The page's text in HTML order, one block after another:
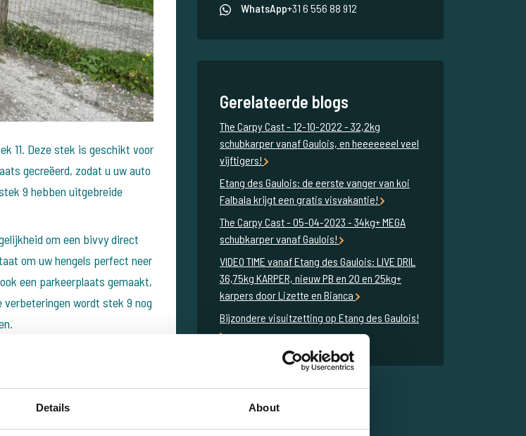
Details About
11. Deze stek is geschikt voor
gecreëerd, zodat u uw auto
9 hebben uitgebreide
om een ​​bivvy direct
om uw hengels perfect neer
een parkeerplaats gemaakt,
wordt stek 9 nog
WhatsApp+31 6 556 88 912
Gerelateerde blogs
The Carpy Cast - 12-10-2022 - 32,2kg
schubkarper vanaf Gaulois, en heeeeeeel veel
vijftigers!
Etang des Gaulois: de eerste vanger van koi
Falbala krijgt een gratis visvakantie!
The Carpy Cast - 05-04-2023 - 34kg+ MEGA
schubkarper vanaf Gaulois!
VIDEO TIME vanaf Etang des Gaulois: LIVE DRIL
36,75kg KARPER, nieuw PB en 20 en 25kg+
karpers door Lizette en Bianca
Bijzondere visuitzetting op Etang des Gaulois!